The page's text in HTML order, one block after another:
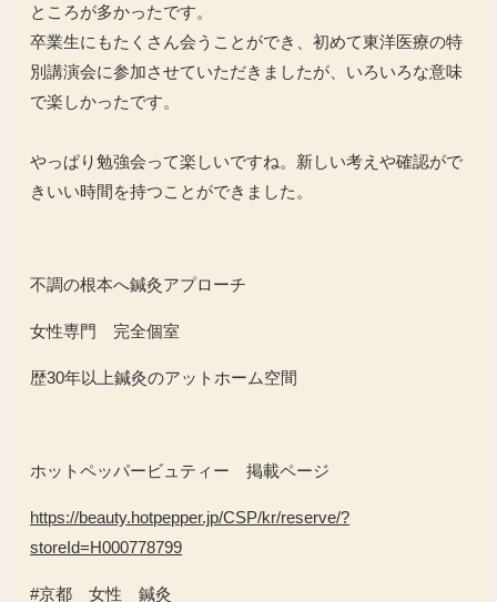
ところが多かったです。
卒業生にもたくさん会うことができ、初めて東洋医療の特
別講演会に参加させていただきましたが、いろいろな意味
で楽しかったです。
やっぱり勉強会って楽しいですね。新しい考えや確認がで
きいい時間を持つことができました。
不調の根本へ鍼灸アプローチ
女性専門 完全個室
歴30年以上鍼灸のアットホーム空間
ホットペッパービュティー 掲載ページ
https://beauty.hotpepper.jp/CSP/kr/reserve/?
storeId=H000778799
#京都 女性 鍼灸